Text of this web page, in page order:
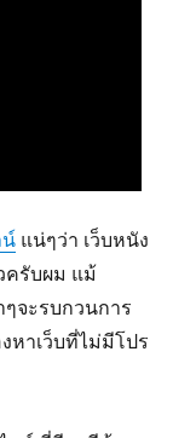
แน่ๆว่า เว็บหนัง
ครับผม แม้
จะรบกวนการ
หาเว็บที่ไม่มีโปร